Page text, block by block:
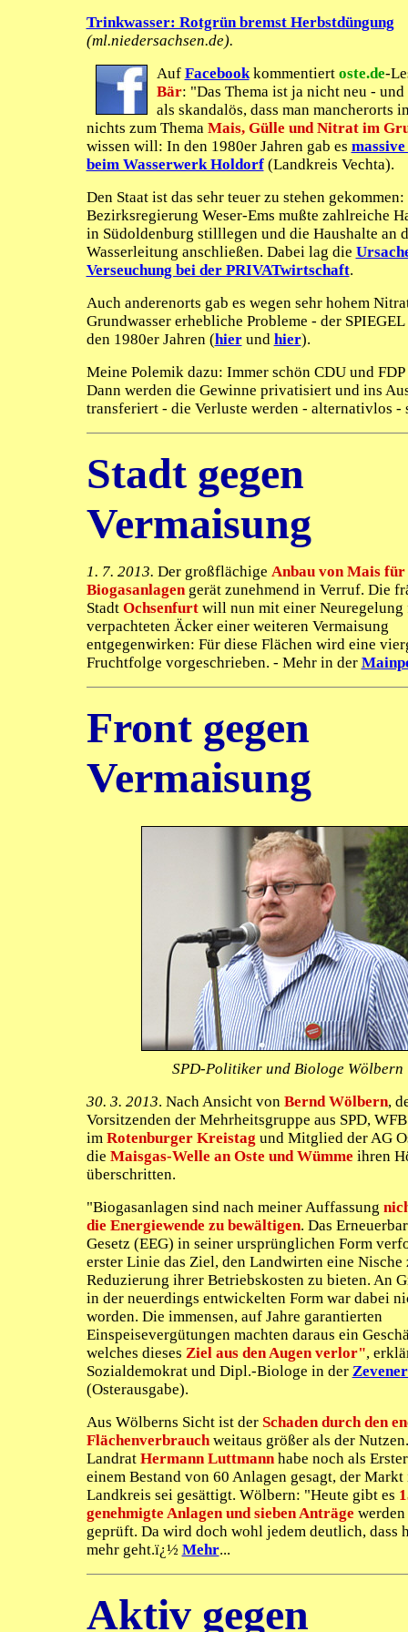
Trinkwasser: Rotgrün bremst Herbstdüngung
(ml.niedersachsen.de).
Auf Facebookkommentiert oste.de-
Bär: "Das Thema ist ja nicht neu - und
als skandalös, dass man mancherorts
nichts zum Thema Mais, Gülle und Nitrat im
wissen will: In den 1980er Jahren gab es
beim Wasserwerk Holdorf(Landkreis Vechta).
Den Staat ist das sehr teuer zu stehen gekommen:
Bezirksregierung Weser-Ems mußte zahlreiche
in Südoldenburg stilllegen und die Haushalte an
Wasserleitung anschließen. Dabei lag die
Verseuchung bei der PRIVATwirtschaft.
Auch anderenorts gab es wegen sehr hohem
Grundwasser erhebliche Probleme - der
den 1980er Jahren (hierund hier).
Meine Polemik dazu: Immer schön CDU und FDP
Dann werden die Gewinne privatisiert und ins
transferiert - die Verluste werden - alternativlos -
Stadt gegen
Vermaisung
1. 7. 2013. Der großflächige Anbau von Mais für
Biogasanlagengerät zunehmend in Verruf. Die
Stadt Ochsenfurtwill nun mit einer Neuregelung
verpachteten Äcker einer weiteren Vermaisung
entgegenwirken: Für diese Flächen wird eine
Fruchtfolge vorgeschrieben. - Mehr in der
Front gegen
Vermaisung
SPD-Politiker und Biologe Wölbern
30. 3. 2013. Nach Ansicht von Bernd Wölbern,
Vorsitzenden der Mehrheitsgruppe aus SPD,
im Rotenburger Kreistag und Mitglied der AG
die Maisgas-Welle an Oste und Wümme ihren
überschritten.
"Biogasanlagen sind nach meiner Auffassung
die Energiewende zu bewältigen. Das
Gesetz (EEG) in seiner ursprünglichen Form
erster Linie das Ziel, den Landwirten eine Nische
Reduzierung ihrer Betriebskosten zu bieten. An
in der neuerdings entwickelten Form war dabei
worden. Die immensen, auf Jahre garantierten
Einspeisevergütungen machten daraus ein
welches dieses Ziel aus den Augen verlor",
Sozialdemokrat und Dipl.-Biologe in der
(Osterausgabe).
Aus Wölberns Sicht ist der Schaden durch den
Flächenverbrauchweitaus größer als der
Landrat Hermann Luttmannhabe noch als
einem Bestand von 60 Anlagen gesagt, der Markt
Landkreis sei gesättigt. Wölbern: "Heute gibt es
genehmigte Anlagen und sieben Anträge
geprüft. Da wird doch wohl jedem deutlich, dass
mehr geht.ï¿½ Mehr...
Aktiv gegen